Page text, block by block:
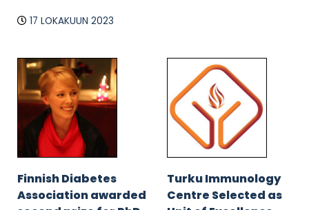
17 LOKAKUUN 2023
Finnish Diabetes
Association awarded
Turku Immunology
Centre Selected as